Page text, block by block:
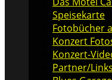
Speisekarte
Fotobücher
Konzert
Konzert-
Partner/Links